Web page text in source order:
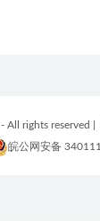
- All rights reserved |
皖公网安备